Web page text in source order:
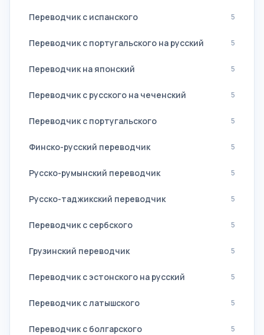
Переводчик с испанского 5
Переводчик с португальского на русский 5
Переводчик на японский 5
Переводчик с русского на чеченский 5
Переводчик с португальского 5
Финско-русский переводчик 5
Русско-румынский переводчик 5
Русско-таджикский переводчик 5
Переводчик с сербского 5
Грузинский переводчик 5
Переводчик с эстонского на русский 5
Переводчик с латышского 5
Переводчик с болгарского 5